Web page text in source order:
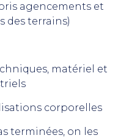
agencements et
des terrains)
matériel et
corporelles
terminées, on les